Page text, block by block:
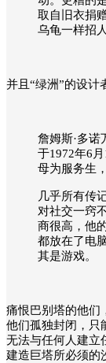
取自旧衣捐
乌龟一样招
并且“绿洲”的设计
詹姆斯·多诺
于1972年6
母为服务生
几乎所有传
对社交一窍
商很高，他
都放在了电
其是游戏。
痛恨巴别塔的他们
他们孤独封闭，只
无法与任何人建立
建造巨塔所必须的